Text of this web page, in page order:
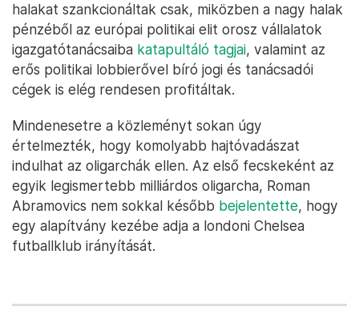
halakat szankcionáltak csak, miközben a nagy halak
pénzéből az európai politikai elit orosz vállalatok
igazgatótanácsaiba katapultáló tagjai, valamint az
erős politikai lobbierővel bíró jogi és tanácsadói
cégek is elég rendesen profitáltak.
Mindenesetre a közleményt sokan úgy
értelmezték, hogy komolyabb hajtóvadászat
indulhat az oligarchák ellen. Az első fecskeként az
egyik legismertebb milliárdos oligarcha, Roman
Abramovics nem sokkal később bejelentette, hogy
egy alapítvány kezébe adja a londoni Chelsea
futballklub irányítását.